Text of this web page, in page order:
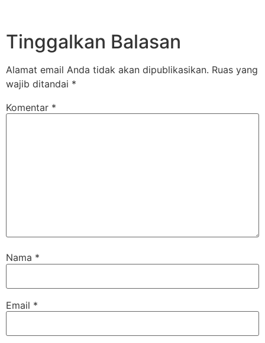
Tinggalkan Balasan
Alamat email Anda tidak akan dipublikasikan. Ruas yang
wajib ditandai *
Komentar *
Nama *
Email *